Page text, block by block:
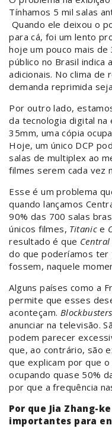
Tínhamos 5 mil salas
Quando ele deixou o
para cá, foi um lento
hoje um pouco mais
público no Brasil indica
adicionais. No clima de
demanda reprimida
Por outro lado,
da tecnologia digital na
35mm, uma cópia
Hoje, um único DCP
salas de multiplex ao
filmes serem cada vez
Esse é um problema
quando lançamos
90% das 700 salas
únicos filmes, Titanic e
resultado é que Central
do que poderíamos ter
fossem, naquele
Alguns países como a
permite que esses
aconteçam. Blockbusters
anunciar na televisão.
podem parecer
que, ao contrário, são
que explicam por que
ocupando quase 50%
por que a frequência
Por que Jia Zhang-
importantes para